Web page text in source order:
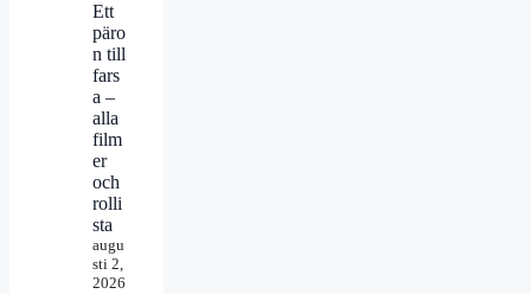
Ett
päro
n till
fars
a –
alla
film
er
och
rolli
sta
augu
sti 2,
2026